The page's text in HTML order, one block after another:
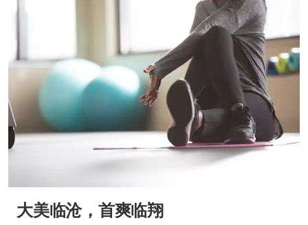
大美临沧，首爽临翔